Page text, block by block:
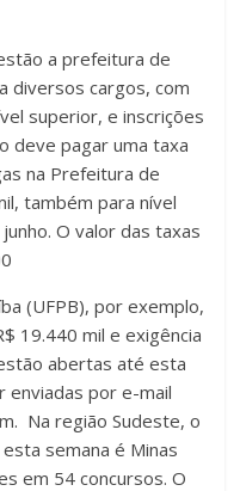
a prefeitura de
diversos cargos, com
superior, e inscrições
deve pagar uma taxa
na Prefeitura de
também para nível
O valor das taxas
(UFPB), por exemplo,
19.440 mil e exigência
abertas até esta
enviadas por e-mail
Na região Sudeste, o
semana é Minas
em 54 concursos. O